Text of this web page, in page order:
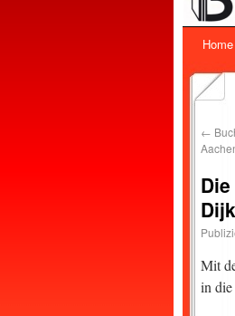
Home
←
Mit
in die